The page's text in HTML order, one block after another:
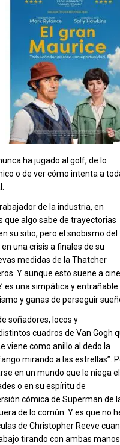
ha jugado al golf, de lo
o de ver cómo intenta a
de la industria, en
que algo sabe de trayectorias
su sitio, pero el snobismo del
una crisis a finales de su
medidas de la Thatcher
Y aunque esto suene a cine
es una simpática y entrañable
y ganas de perseguir
soñadores, locos y
cuadros de Van Gogh
viene como anillo al dedo la
mirando a las estrellas”.
en un mundo que le niega el
o en su espíritu de
cómica de Superman de
de lo común. Y es que no
de Christopher Reeve
tirando con ambas